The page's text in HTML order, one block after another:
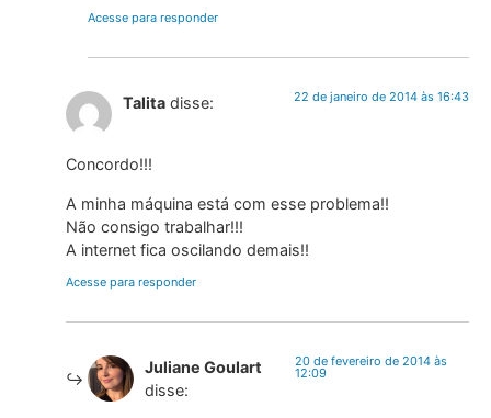
Acesse para responder
Talita disse: 22 de janeiro de 2014 às 16:43
Concordo!!!
A minha máquina está com esse problema!!
Não consigo trabalhar!!!
A internet fica oscilando demais!!
Acesse para responder
Juliane Goulart
disse:
20 de fevereiro de 2014 às
12:09